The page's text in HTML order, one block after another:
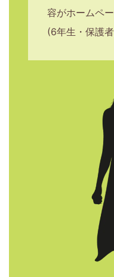
容がホームペ
(6年生・保護